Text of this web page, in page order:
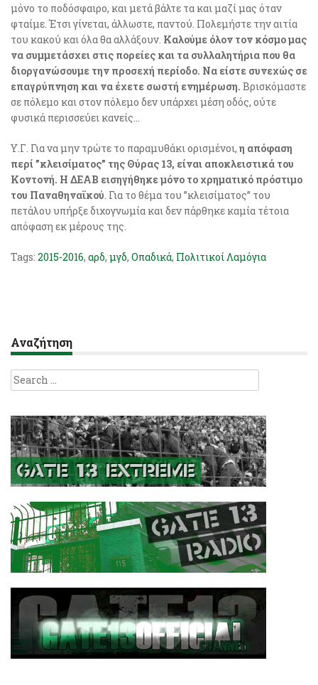
μόνο το ποδόσφαιρο, και μετά βάλτε τα και μαζί μας όταν
φταίμε. Έτσι γίνεται, άλλωστε, παντού. Πολεμήστε την αιτία
του κακού και όλα θα αλλάξουν. Καλούμε όλον τον κόσμο μας
να συμμετάσχει στις πορείες και τα συλλαλητήρια που θα
διοργανώσουμε την προσεχή περίοδο. Να είστε συνεχώς σε
επαγρύπνηση και να έχετε σωστή ενημέρωση. Βρισκόμαστε
σε πόλεμο και στον πόλεμο δεν υπάρχει μέση οδός, ούτε
φυσικά περισσεύει κανείς…
Υ.Γ. Για να μην τρώτε το παραμυθάκι ορισμένοι, η απόφαση
περί ”κλεισίματος” της Θύρας 13, είναι αποκλειστικά του
Κοντονή. Η ΔΕΑΒ εισηγήθηκε μόνο το χρηματικό πρόστιμο
του Παναθηναϊκού. Για το θέμα του ”κλεισίματος” του
πετάλου υπήρξε διχογνωμία και δεν πάρθηκε καμία τέτοια
απόφαση εκ μέρους της.
Tags: 2015-2016, αρδ, μγδ, Οπαδικά, Πολιτικοί Λαμόγια
Αναζήτηση
Search
for: